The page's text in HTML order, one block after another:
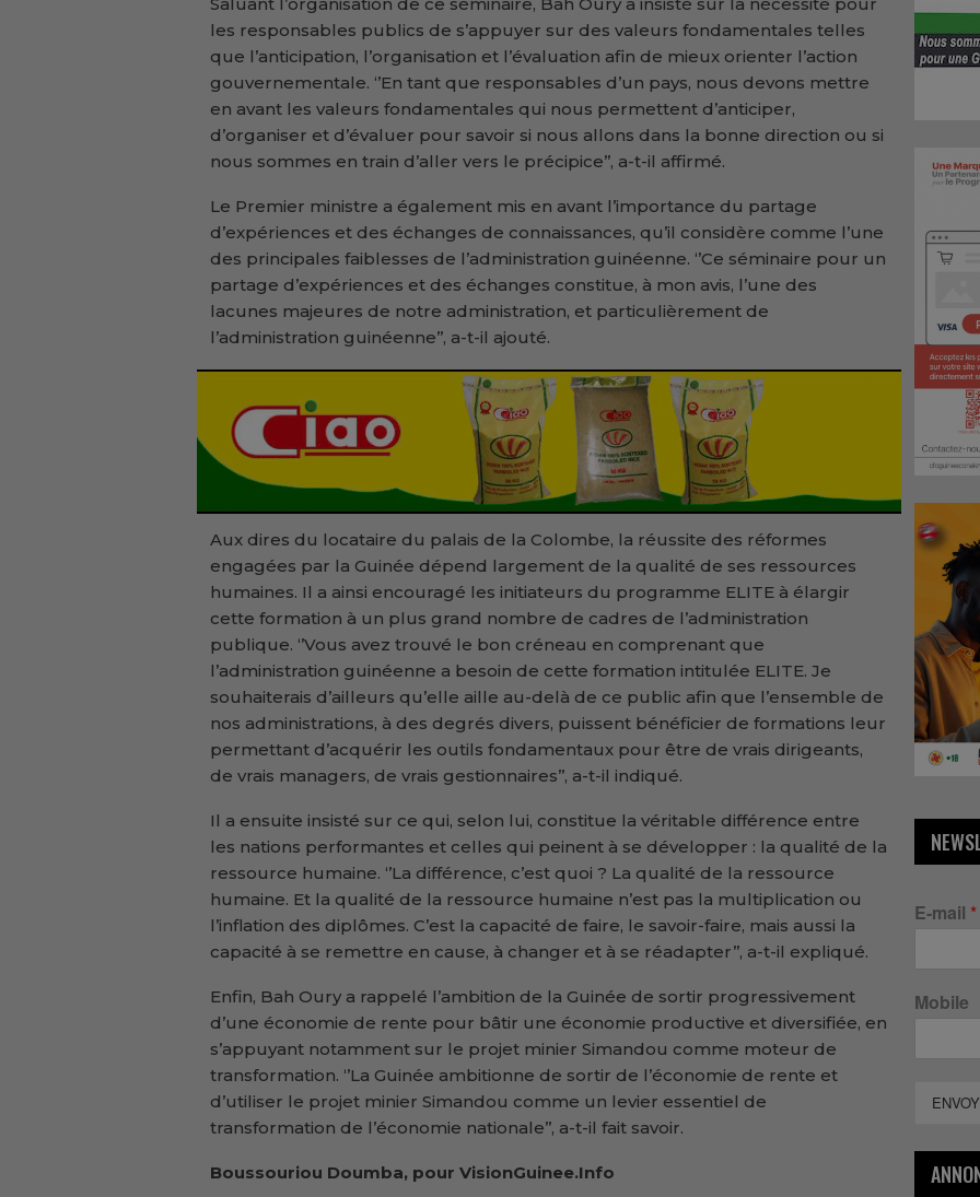
les responsables publics de s’appuyer sur des valeurs fondamentales telles
que l’anticipation, l’organisation et l’évaluation afin de mieux orienter l’action
gouvernementale. ‘’En tant que responsables d’un pays, nous devons mettre
en avant les valeurs fondamentales qui nous permettent d’anticiper,
d’organiser et d’évaluer pour savoir si nous allons dans la bonne direction ou si
nous sommes en train d’aller vers le précipice’’, a-t-il affirmé.
Le Premier ministre a également mis en avant l’importance du partage
d’expériences et des échanges de connaissances, qu’il considère comme l’une
des principales faiblesses de l’administration guinéenne. ‘’Ce séminaire pour un
partage d’expériences et des échanges constitue, à mon avis, l’une des
lacunes majeures de notre administration, et particulièrement de
l’administration guinéenne’’, a-t-il ajouté.
Aux dires du locataire du palais de la Colombe, la réussite des réformes
engagées par la Guinée dépend largement de la qualité de ses ressources
humaines. Il a ainsi encouragé les initiateurs du programme ELITE à élargir
cette formation à un plus grand nombre de cadres de l’administration
publique. ‘’Vous avez trouvé le bon créneau en comprenant que
l’administration guinéenne a besoin de cette formation intitulée ELITE. Je
souhaiterais d’ailleurs qu’elle aille au-delà de ce public afin que l’ensemble de
nos administrations, à des degrés divers, puissent bénéficier de formations leur
permettant d’acquérir les outils fondamentaux pour être de vrais dirigeants,
de vrais managers, de vrais gestionnaires’’, a-t-il indiqué.
Il a ensuite insisté sur ce qui, selon lui, constitue la véritable différence entre
les nations performantes et celles qui peinent à se développer : la qualité de la
ressource humaine. ‘’La différence, c’est quoi ? La qualité de la ressource
humaine. Et la qualité de la ressource humaine n’est pas la multiplication ou
l’inflation des diplômes. C’est la capacité de faire, le savoir-faire, mais aussi la
capacité à se remettre en cause, à changer et à se réadapter’’, a-t-il expliqué.
Enfin, Bah Oury a rappelé l’ambition de la Guinée de sortir progressivement
d’une économie de rente pour bâtir une économie productive et diversifiée, en
s’appuyant notamment sur le projet minier Simandou comme moteur de
transformation. ‘’La Guinée ambitionne de sortir de l’économie de rente et
d’utiliser le projet minier Simandou comme un levier essentiel de
transformation de l’économie nationale’’, a-t-il fait savoir.
Boussouriou Doumba, pour VisionGuinee.Info
E-mail *
Mobile